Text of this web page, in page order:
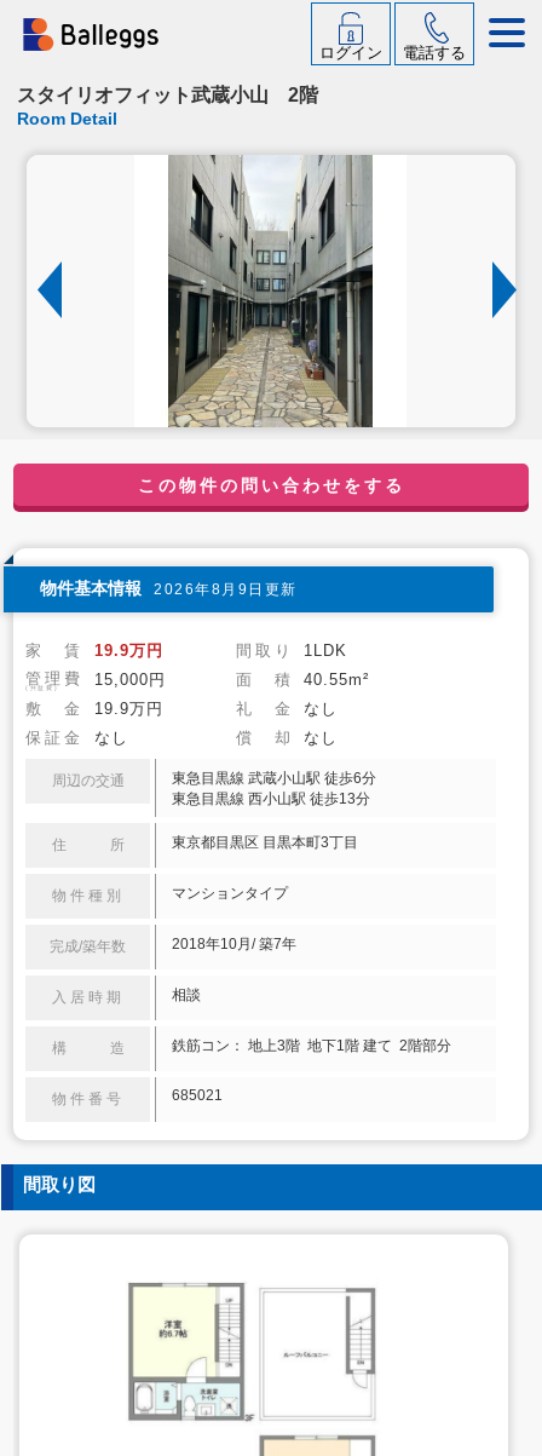
ログイン 電話する
スタイリオフィット武蔵小山 2階
Room Detail
この物件の問い合わせをする
物件基本情報 2026年8月9日更新
家 賃 19.9万円 間取り
1LDK
管理費
(共益費) 15,000円 面 積
40.55m²
敷 金
19.9万円 礼 金
なし
保証金
なし 償 却 なし
周辺の交通
東急目黒線 武蔵小山駅 徒歩6分
東急目黒線 西小山駅 徒歩13分
住 所 東京都目黒区 目黒本町3丁目
物件種別 マンションタイプ
完成/築年数 2018年10月/ 築7年
入居時期 相談
構 造 鉄筋コン： 地上3階 地下1階 建て 2階部分
物件番号 685021
間取り図